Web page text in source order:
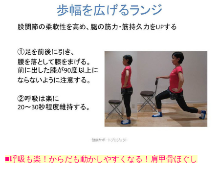
■呼吸も楽！からだも動かしやすくなる！肩甲骨ほぐし